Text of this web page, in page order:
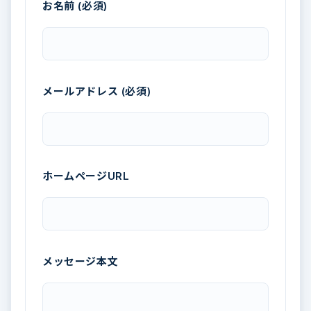
お名前 (必須)
メールアドレス (必須)
ホームページURL
メッセージ本文